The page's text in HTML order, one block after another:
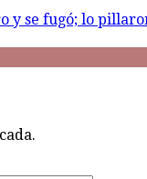
y se fugó; lo